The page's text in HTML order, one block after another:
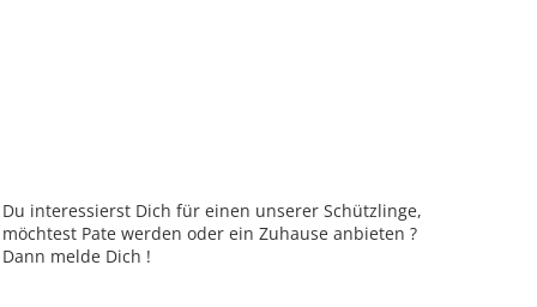
interessierst Dich für einen unserer Schützlinge,
Pate werden oder ein Zuhause anbieten ?
melde Dich !